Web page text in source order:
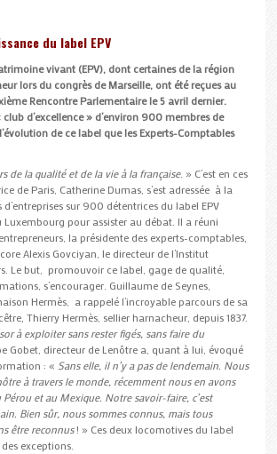
du label EPV
vivant (EPV), dont certaines de la région
lors du congrès de Marseille, ont été reçues au
Rencontre Parlementaire le 5 avril dernier.
club d’excellence » d’environ 900 membres de
de ce label que les Experts-Comptables
de la qualité et de la vie à la française. » C’est en ces
de Paris, Catherine Dumas, s’est adressée à la
sur 900 détentrices du label EPV
Luxembourg pour assister au débat. Il a réuni
la présidente des experts-comptables,
Alexis Govciyan, le directeur de l’Institut
Le but, promouvoir ce label, gage de qualité,
s’encourager. Guillaume de Seynes,
Hermès, a rappelé l’incroyable parcours de sa
Thierry Hermès, sellier harnacheur, depuis 1837.
à exploiter sans rester figés, sans faire du
Gobet, directeur de Lenôtre a, quant à lui, évoqué
: « Sans elle, il n’y a pas de lendemain. Nous
à travers le monde, récemment nous en avons
et au Mexique. Notre savoir-faire, c’est
Bien sûr, nous sommes connus, mais tous
être reconnus! » Ces deux locomotives du label
exceptions.